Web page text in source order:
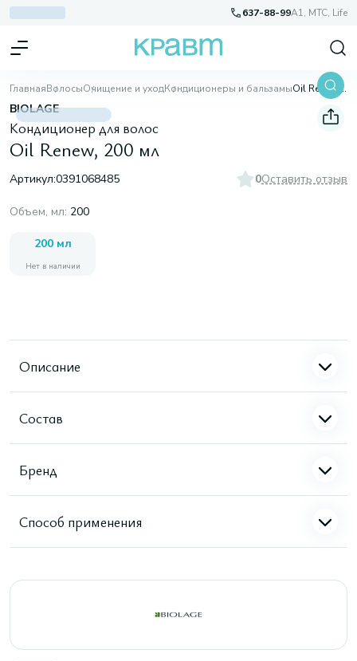
637-88-99A1, МТС, Life
ГлавнаяВолосыОчищение и уходКондиционеры и бальзамы Oil Renew, 200 мл
BIOLAGE
Кондиционер для волос
Oil Renew, 200 мл
Артикул:0391068485 0Оставить отзыв
Объем, мл: 200
200 мл
Нет в наличии
Описание
Состав
Бренд
Способ применения